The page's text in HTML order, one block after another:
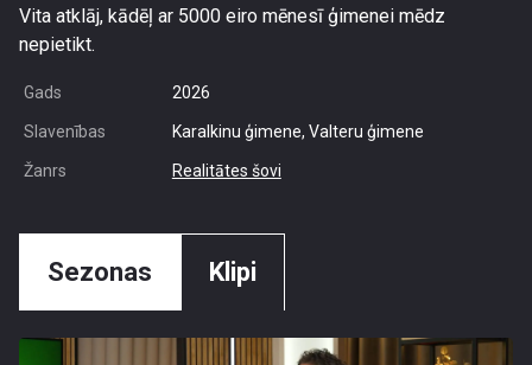
Vita atklāj, kādēļ ar 5000 eiro mēnesī ģimenei mēdz
nepietikt.
Gads 2026
Slavenības Karalkinu ģimene, Valteru ģimene
Žanrs Realitātes šovi
Sezonas Klipi